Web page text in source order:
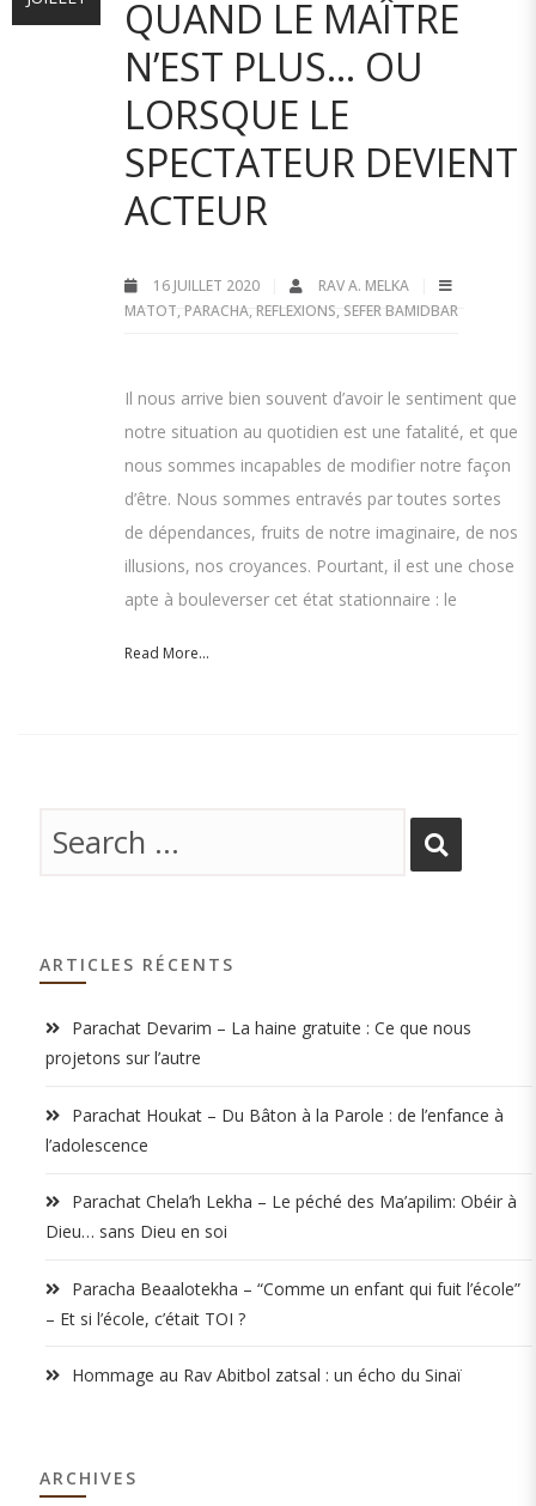
QUAND LE MAÎTRE
N’EST PLUS… OU
LORSQUE LE
SPECTATEUR DEVIENT
ACTEUR
16 JUILLET 2020
RAV A. MELKA
MATOT, PARACHA, REFLEXIONS, SEFER BAMIDBAR
Il nous arrive bien souvent d’avoir le sentiment que
notre situation au quotidien est une fatalité, et que
nous sommes incapables de modifier notre façon
d’être. Nous sommes entravés par toutes sortes
de dépendances, fruits de notre imaginaire, de nos
illusions, nos croyances. Pourtant, il est une chose
apte à bouleverser cet état stationnaire : le
Read More...
ARTICLES RÉCENTS
Parachat Devarim – La haine gratuite : Ce que nous
projetons sur l’autre
Parachat Houkat – Du Bâton à la Parole : de l’enfance à
l’adolescence
Parachat Chela’h Lekha – Le péché des Ma’apilim: Obéir à
Dieu… sans Dieu en soi
Paracha Beaalotekha – “Comme un enfant qui fuit l’école”
– Et si l’école, c’était TOI ?
Hommage au Rav Abitbol zatsal : un écho du Sinaï
ARCHIVES